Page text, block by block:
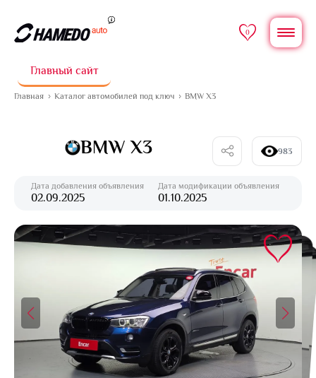
0
Главный сайт
Главная Каталог автомобилей под ключ BMW X3
BMW X3 983
Дата добавления объявления
02.09.2025
Дата модификации объявления
01.10.2025